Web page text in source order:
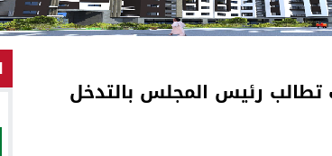
تطالب رئيس المجلس بالتدخل